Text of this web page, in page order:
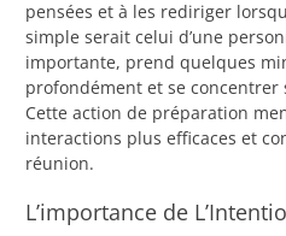
pensées et à les rediriger
simple serait celui d’une
importante, prend quelques
profondément et se concentrer
Cette action de préparation
interactions plus efficaces et
réunion.
L’importance de